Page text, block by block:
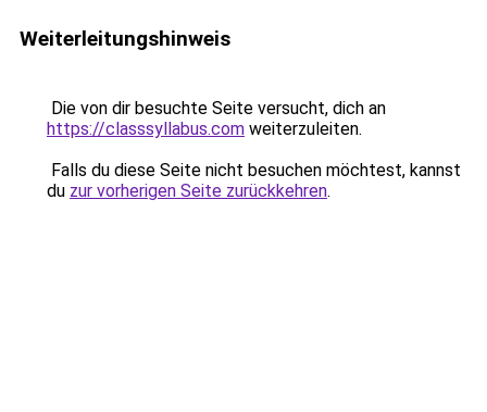
Weiterleitungshinweis
Die von dir besuchte Seite versucht, dich an
https://classsyllabus.com weiterzuleiten.
Falls du diese Seite nicht besuchen möchtest, kannst
du zur vorherigen Seite zurückkehren.